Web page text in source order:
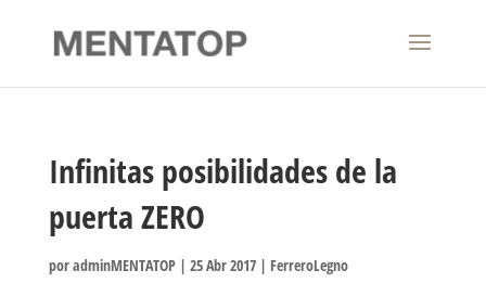
Infinitas posibilidades de la
puerta ZERO
poradminMENTATOP| 25 Abr 2017| FerreroLegno